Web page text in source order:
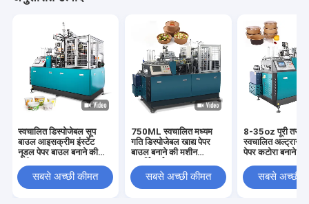
स्वचालित डिस्पोजेबल सूप
बाउल आइसक्रीम इंस्टेंट
नूडल पेपर बाउल बनाने की
सबसे अच्छी कीमत
750ML स्वचालित मध्यम
गति डिस्पोजेबल खाद्य पेपर
बाउल बनाने की मशीन
सबसे अच्छी कीमत
8-35oz पूरी तरह
स्वचालित
पेपर कटोरा बनाने
सबसे अच्छी